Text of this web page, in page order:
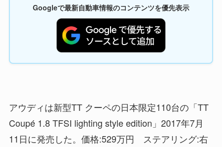
Googleで最新自動車情報のコンテンツを優先表示
アウディは新型TT クーペの日本限定110台の「TT
Coupé 1.8 TFSI lighting style edition」2017年7月
11日に発売した。価格:529万円 ステアリング:右